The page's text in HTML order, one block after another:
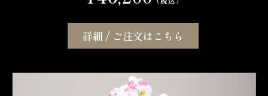
詳細 / ご注文はこちら